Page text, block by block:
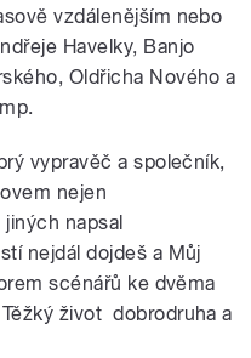
vzdálenějším nebo
Havelky, Banjo
Oldřicha Nového a
vypravěč a společník,
nejen
napsal
nejdál dojdeš a Můj
scénářů ke dvěma
život dobrodruha a